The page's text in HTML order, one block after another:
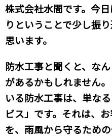
株式会社水間です。今
りということで少し振
思います。
防水工事と聞くと、な
があるかもしれません
いる防水工事は、単な
ビス」です。それは、
を、雨風から守るため